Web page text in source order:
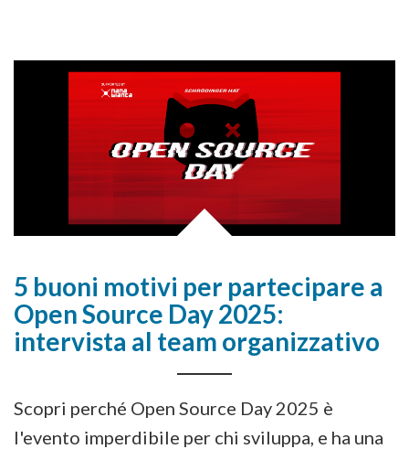
5 buoni motivi per partecipare a
Open Source Day 2025:
intervista al team organizzativo
Scopri perché Open Source Day 2025 è
l'evento imperdibile per chi sviluppa, e ha una